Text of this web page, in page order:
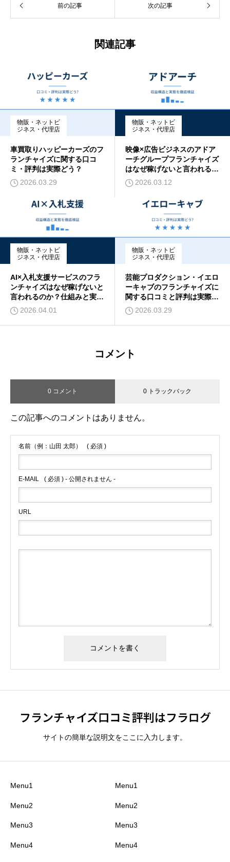
前の記事 次の記事
関連記事
物販・ネットビ
ジネス・代理店
車買取りハッピーカーズのフ
ランチャイズに関する口コ
ミ・評判は実際どう？
2026.03.29
物販・ネットビ
ジネス・代理店
映像×広告ビジネスのアドア
ーチグループフランチャイズ
はなぜ稼げないと言われるの
か？実態と仕組みを検証
2026.03.12
物販・ネットビ
ジネス・代理店
AI×入札支援サービスのフラ
ンチャイズはなぜ稼げないと
言われるのか？仕組みと実態
を検証
2026.04.01
物販・ネットビ
ジネス・代理店
芸能プロダクション・イエロ
ーキャブのフランチャイズに
関する口コミと評判は実際の
ところどうなのか
2026.03.29
コメント
0 コメント 0 トラックバック
この記事へのコメントはありません。
名前（例：山田 太郎） ( 必須 )
E-MAIL ( 必須 ) - 公開されません -
URL
フランチャイズ口コミ評判はフラログ
サイトの簡単な説明文をここに入力します。
Menu1
Menu2
Menu3
Menu4
Menu1
Menu2
Menu3
Menu4